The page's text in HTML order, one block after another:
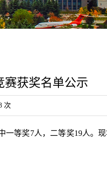
赛获奖名单公示
次
一等奖7人，二等奖19人。